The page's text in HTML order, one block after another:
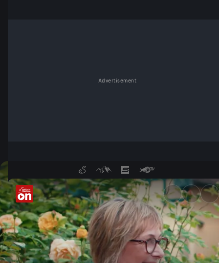
Advertisement
Vom Gartentraum zum